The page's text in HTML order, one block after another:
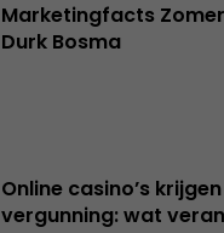
Marketingfacts
Durk Bosma
Online casino’s
vergunning: wat